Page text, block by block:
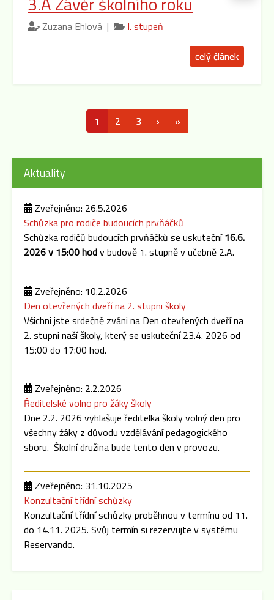
Zuzana Ehlová | I. stupeň
celý článek
1 2 3 › »
Aktuality
Zveřejněno: 26.5.2026
Schůzka pro rodiče budoucích prvňáčků
Schůzka rodičů budoucích prvňáčků se uskuteční16.6.
2026 v 15:00 hodv budově 1. stupně v učebně 2.A.
Zveřejněno: 10.2.2026
Den otevřených dveří na 2. stupni školy
Všichni jste srdečně zváni na Den otevřených dveří na
2. stupni naší školy, který se uskuteční 23.4. 2026 od
15:00 do 17:00 hod.
Zveřejněno: 2.2.2026
Ředitelské volno pro žáky školy
Dne 2.2. 2026 vyhlašuje ředitelka školy volný den pro
všechny žáky z důvodu vzdělávání pedagogického
sboru. Školní družina bude tento den v provozu.
Zveřejněno: 31.10.2025
Konzultační třídní schůzky
Konzultační třídní schůzky proběhnou v termínu od 11.
do 14.11. 2025. Svůj termín si rezervujte v systému
Reservando.